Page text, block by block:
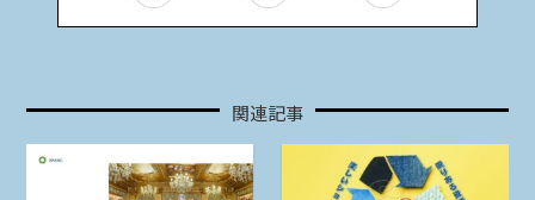
関連記事